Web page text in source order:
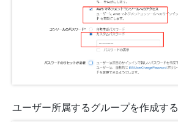
ユーザー所属するグループを作成する